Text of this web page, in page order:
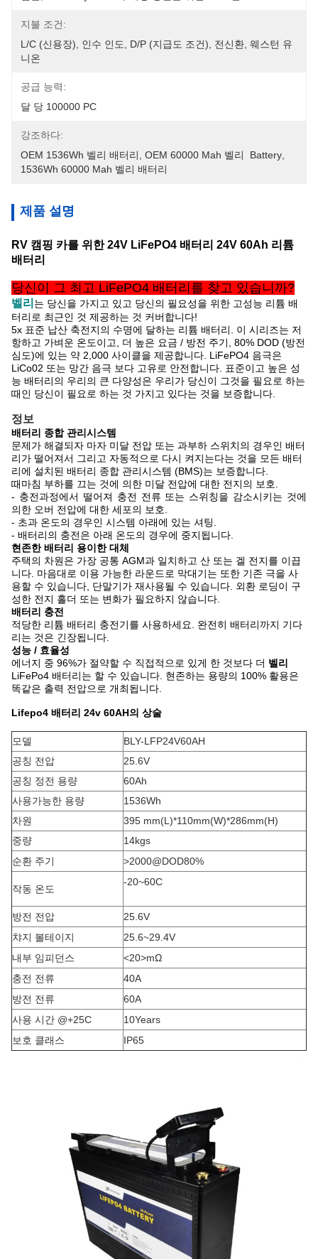
지불 조건:
L/C (신용장), 인수 인도, D/P (지급도 조건), 전신환, 웨스턴 유
니온
공급 능력:
달 당 100000 PC
강조하다:
OEM 1536Wh 벨리 배터리
OEM 60000 Mah 벨리  Battery
1536Wh 60000 Mah 벨리 배터리
제품 설명
RV 캠핑 카를 위한 24V LiFePO4 배터리 24V 60Ah 리튬
배터리
당신이 그 최고 LiFePO4 배터리를 찾고 있습니까?
벨리 는 당신을 가지고 있고 당신의 필요성을 위한 고성능 리튬 배
터리로 최근인 것 제공하는 것 커버합니다!
5x 표준 납산 축전지의 수명에 달하는 리튬 배터리. 이 시리즈는 저
항하고 가벼운 온도이고, 더 높은 요금 / 방전 주기, 80% DOD (방전
심도)에 있는 약 2,000 사이클을 제공합니다. LiFePO4 음극은
LiCo02 또는 망간 음극 보다 고유로 안전합니다. 표준이고 높은 성
능 배터리의 우리의 큰 다양성은 우리가 당신이 그것을 필요로 하는
때인 당신이 필요로 하는 것 가지고 있다는 것을 보증합니다.
정보
배터리 종합 관리시스템
문제가 해결되자 마자 미달 전압 또는 과부하 스위치의 경우인 배터
리가 떨어져서 그리고 자동적으로 다시 켜지는다는 것을 모든 배터
리에 설치된 배터리 종합 관리시스템 (BMS)는 보증합니다.
때마침 부하를 끄는 것에 의한 미달 전압에 대한 전지의 보호.
- 충전과정에서 떨어져 충전 전류 또는 스위칭을 감소시키는 것에
의한 오버 전압에 대한 세포의 보호.
- 초과 온도의 경우인 시스템 아래에 있는 셔팅.
- 배터리의 충전은 아래 온도의 경우에 중지됩니다.
현존한 배터리 용이한 대체
주택의 차원은 가장 공통 AGM과 일치하고 산 또는 겔 전지를 이끕
니다. 마음대로 이용 가능한 라운드로 막대기는 또한 기존 극을 사
용할 수 있습니다, 단말기가 재사용될 수 있습니다. 외환 로딩이 구
성한 전지 홀더 또는 변화가 필요하지 않습니다.
배터리 충전
적당한 리튬 배터리 충전기를 사용하세요. 완전히 배터리까지 기다
리는 것은 긴장됩니다.
성능 / 효율성
에너지 중 96%가 절약할 수 직접적으로 있게 한 것보다 더 벨리
LiFePo4 배터리는 할 수 있습니다. 현존하는 용량의 100% 활용은
똑같은 출력 전압으로 개최됩니다.
Lifepo4 배터리 24v 60AH의 상술
모델
BLY-LFP24V60AH
공칭 전압
25.6V
공칭 정전 용량
60Ah
사용가능한 용량
1536Wh
차원
395 mm(L)*110mm(W)*286mm(H)
중량
14kgs
순환 주기
>2000@DOD80%
작동 온도
-20~60C
방전 전압
25.6V
챠지 볼테이지
25.6~29.4V
내부 임피던스
<20>mΩ
충전 전류
40A
방전 전류
60A
사용 시간 @+25C
10Years
보호 클래스
IP65